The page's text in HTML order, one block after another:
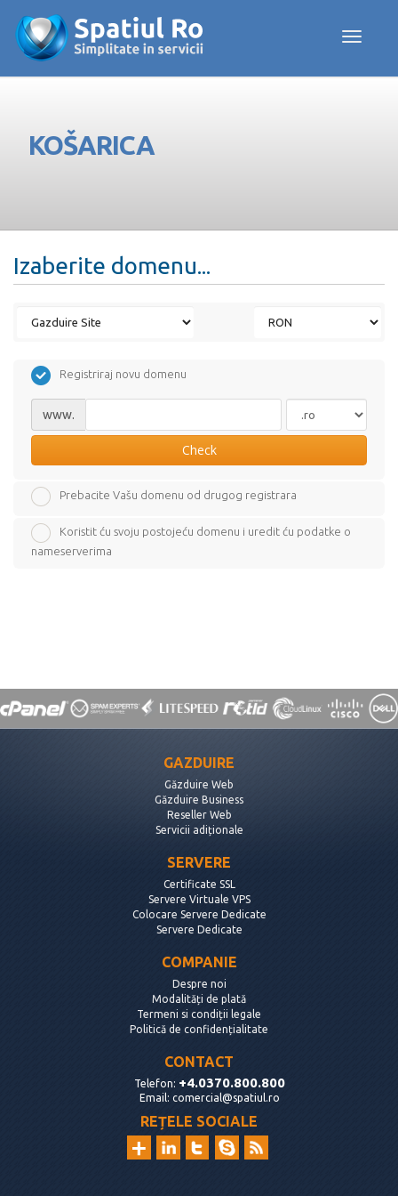
Toggle
KOŠARICA
Izaberite domenu...
Registriraj novu domenu
www.
Check
Prebacite Vašu domenu od drugog registrara
Koristit ću svoju postojeću domenu i uredit ću podatke o
nameserverima
GAZDUIRE
Găzduire Web
Găzduire Business
Reseller Web
Servicii adiționale
SERVERE
Certificate SSL
Servere Virtuale VPS
Colocare Servere Dedicate
Servere Dedicate
COMPANIE
Despre noi
Modalități de plată
Termeni si condiții legale
Politică de confidențialitate
CONTACT
Telefon: +4.0370.800.800
Email: comercial@spatiul.ro
REȚELE SOCIALE